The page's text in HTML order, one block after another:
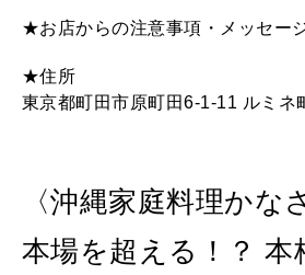
★お店からの注意事項・メッセー
★住所
東京都町田市原町田6-1-11 ルミネ
〈沖縄家庭料理かな
本場を超える！？ 本